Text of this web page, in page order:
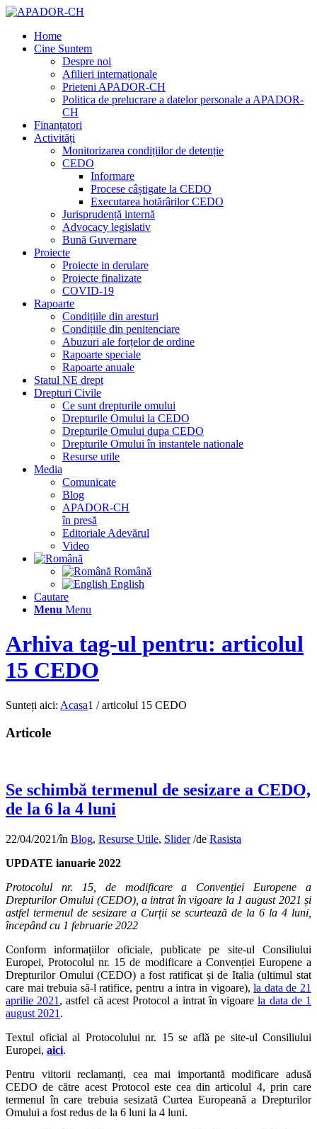
Home
Cine Suntem
Despre noi
Afilieri internaționale
Prieteni APADOR-CH
Politica de prelucrare a datelor personale a APADOR-
CH
Finanțatori
Activități
Monitorizarea condițiilor de detenție
CEDO
Informare
Procese câștigate la CEDO
Executarea hotărârilor CEDO
Jurisprudență internă
Advocacy legislativ
Bună Guvernare
Proiecte
Proiecte in derulare
Proiecte finalizate
COVID-19
Rapoarte
Condițiile din aresturi
Condițiile din penitenciare
Abuzuri ale forțelor de ordine
Rapoarte speciale
Rapoarte anuale
Statul NE drept
Drepturi Civile
Ce sunt drepturile omului
Drepturile Omului la CEDO
Drepturile Omului dupa CEDO
Drepturile Omului în instantele nationale
Resurse utile
Media
Comunicate
Blog
APADOR-CH
în presă
Editoriale Adevărul
Video
Română
English
Cautare
Menu Menu
Arhiva tag-ul pentru: articolul
15 CEDO
Sunteți aici: Acasa1 / articolul 15 CEDO
Articole
Se schimbă termenul de sesizare a CEDO,
de la 6 la 4 luni
22/04/2021/în Blog, Resurse Utile, Slider /de Rasista
UPDATE ianuarie 2022
Protocolul nr. 15, de modificare a Convenției Europene a
Drepturilor Omului (CEDO), a intrat în vigoare la 1 august 2021 și
astfel termenul de sesizare a Curții se scurtează de la 6 la 4 luni,
începând cu 1 februarie 2022
Conform informațiilor oficiale, publicate pe site-ul Consiliului
Europei, Protocolul nr. 15 de modificare a Convenției Europene a
Drepturilor Omului (CEDO) a fost ratificat și de Italia (ultimul stat
care mai trebuia să-l ratifice, pentru a intra in vigoare),la data de 21
aprilie 2021 , astfel că acest Protocol a intrat în vigoarela data de 1
august 2021 .
Textul oficial al Protocolului nr. 15 se află pe site-ul Consiliului
Europei, aici.
Pentru viitorii reclamanți, cea mai importantă modificare adusă
CEDO de către acest Protocol este cea din articolul 4, prin care
termenul în care trebuia sesizată Curtea Europeană a Drepturilor
Omului a fost redus de la 6 luni la 4 luni.